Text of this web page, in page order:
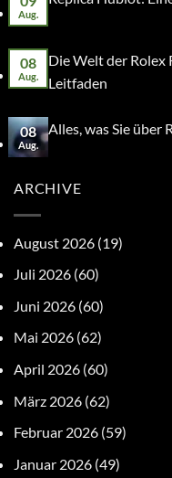
Aug.
08
Aug.
Die Welt der Rolex
Leitfaden
08
Aug.
Alles, was Sie über
ARCHIVE
August 2026 (19)
Juli 2026 (60)
Juni 2026 (60)
Mai 2026 (62)
April 2026 (60)
März 2026 (62)
Februar 2026 (59)
Januar 2026 (49)